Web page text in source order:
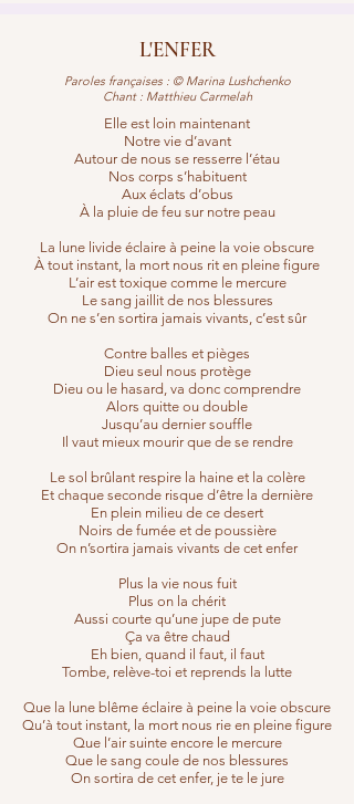
L'ENFER
Paroles françaises : © Marina Lushchenko
Chant : Matthieu Carmelah
Elle est loin maintenant
Notre vie d’avant
Autour de nous se resserre l’étau
Nos corps s’habituent
Aux éclats d’obus
À la pluie de feu sur notre peau
La lune livide éclaire à peine la voie obscure
À tout instant, la mort nous rit en pleine figure
L’air est toxique comme le mercure
Le sang jaillit de nos blessures
On ne s’en sortira jamais vivants, c’est sûr
Contre balles et pièges
Dieu seul nous protège
Dieu ou le hasard, va donc comprendre
Alors quitte ou double
Jusqu’au dernier souffle
Il vaut mieux mourir que de se rendre
Le sol brûlant respire la haine et la colère
Et chaque seconde risque d’être la dernière
En plein milieu de ce desert
Noirs de fumée et de poussière
On n’sortira jamais vivants de cet enfer
Plus la vie nous fuit
Plus on la chérit
Aussi courte qu’une jupe de pute
Ça va être chaud
Eh bien, quand il faut, il faut
Tombe, relève-toi et reprends la lutte
Que la lune blême éclaire à peine la voie obscure
Qu’à tout instant, la mort nous rie en pleine figure
Que l’air suinte encore le mercure
Que le sang coule de nos blessures
On sortira de cet enfer, je te le jure